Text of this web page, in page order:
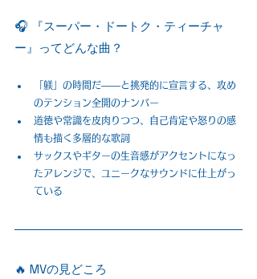
🎧 『スーパー・ドートク・ティーチャ
ー』ってどんな曲？
「躾」の時間だ――と挑発的に宣言する、攻め
のテンション全開のナンバー
道徳や常識を皮肉りつつ、自己肯定や怒りの感
情も描く多層的な歌詞
サックスやギターの生音感がアクセントになっ
たアレンジで、ユニークなサウンドに仕上がっ
ている
🔥 MVの見どころ